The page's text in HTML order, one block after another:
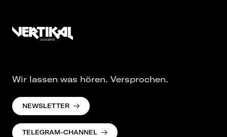
Wir lassen was hören. Versprochen.
NEWSLETTER
TELEGRAM-CHANNEL